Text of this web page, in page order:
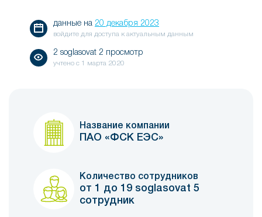
данные на 20 декабря 2023
войдите для доступа к актуальным данным
2 soglasovat 2 просмотр
учтено с 1 марта 2020
Название компании
ПАО «ФСК ЕЭС»
Количество сотрудников
от 1 до 19 soglasovat 5
сотрудник